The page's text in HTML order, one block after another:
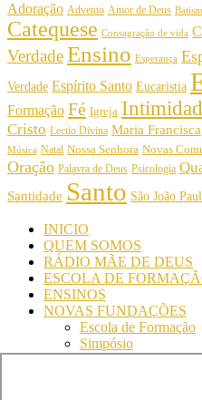
Adoração Advento Amor de Deus
Catequese Consagração de vida
VerdadeEnsino Esperança
Verdade Espírito Santo Eucaristia
Formação Fé Igreja
Cristo Lectio Divina Maria Francisca
Música Natal Nossa Senhora Novas
Oração Palavra de Deus Psicologia
Santidade Santo São João
INICIO
QUEM SOMOS
RÁDIO MÃE DE DEUS
ESCOLA DE
ENSINOS
NOVAS FUNDAÇÕES
Escola de Formação
Simpósio